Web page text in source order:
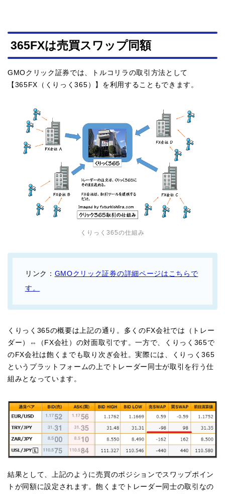
365FXは売買スワップ同額
GMOクリック証券では、トルコリラの取引方法として
【365FX（くりっく365）】を利用することもできます。
くりっく365の仕組み
リンク： GMOクリック証券の詳細ページはこちらで
す。
くりっく365の概要は上記の通り。多くのFX会社では（トレー
ダー）⇔（FX会社）の対面取引です。一方で、くりっく365で
のFX会社は飽くまでも取り次ぎ会社。実際には、くりっく365
というプラットフォームの上でトレーダー同士が取引を行う仕
組みとなっています。
結果として、上記のように売買のポジションでスワップポイン
トが同額に設定されます。飽くまでトレーダー同士の取引なの